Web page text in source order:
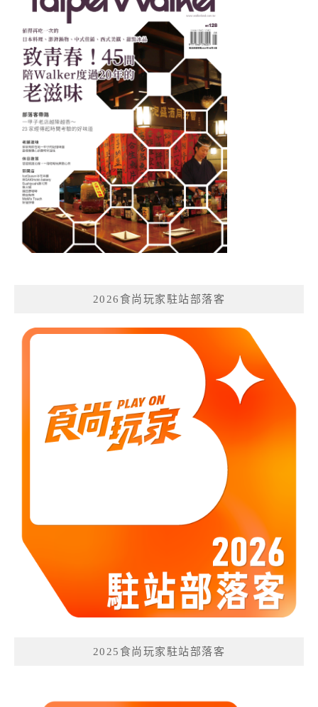
2026食尚玩家駐站部落客
2025食尚玩家駐站部落客